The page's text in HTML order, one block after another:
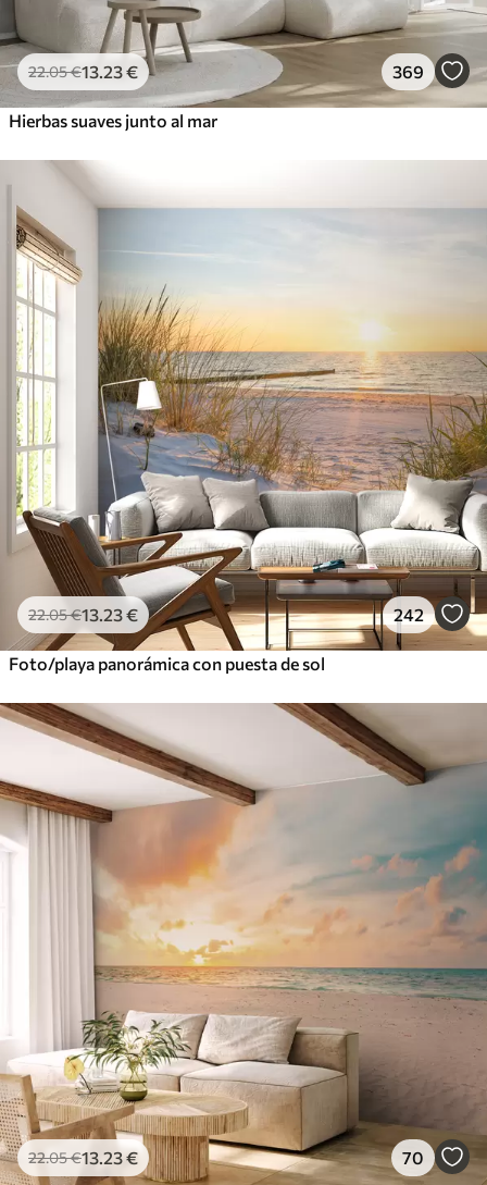
22.05€13.23€ 369
Hierbas suaves junto al mar
22.05€13.23€ 242
Foto/playa panorámica con puesta de sol
22.05€13.23€ 70